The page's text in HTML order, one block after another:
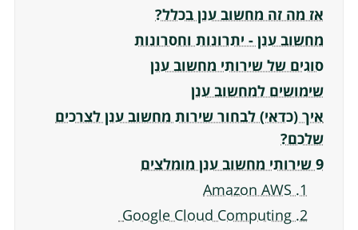
אז מה זה מחשוב ענן בכלל?
מחשוב ענן - יתרונות וחסרונות
סוגים של שירותי מחשוב ענן
שימושים למחשוב ענן
איך (כדאי) לבחור שירות מחשוב ענן לצרכים
שלכם?
9 שירותי מחשוב ענן מומלצים
1. Amazon AWS
2. Google Cloud Computing